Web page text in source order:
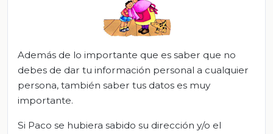
Además de lo importante que es saber que no
debes de dar tu información personal a cualquier
persona, también saber tus datos es muy
importante.
Si Paco se hubiera sabido su dirección y/o el